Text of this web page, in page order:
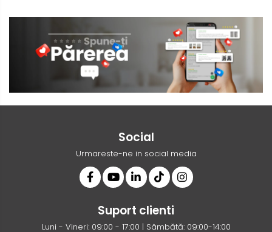
Social
Urmareste-ne in social media
Suport clienti
Luni - Vineri: 09:00 - 17:00 | Sâmbătă: 09:00-14:00